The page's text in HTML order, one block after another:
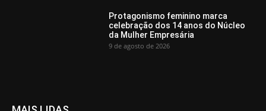
Protagonismo feminino marca
celebração dos 14 anos do Núcleo
da Mulher Empresária
9 de agosto de 2026